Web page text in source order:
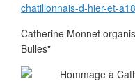
chatillonnais-d-hier-et-
Catherine Monnet
Bulles"